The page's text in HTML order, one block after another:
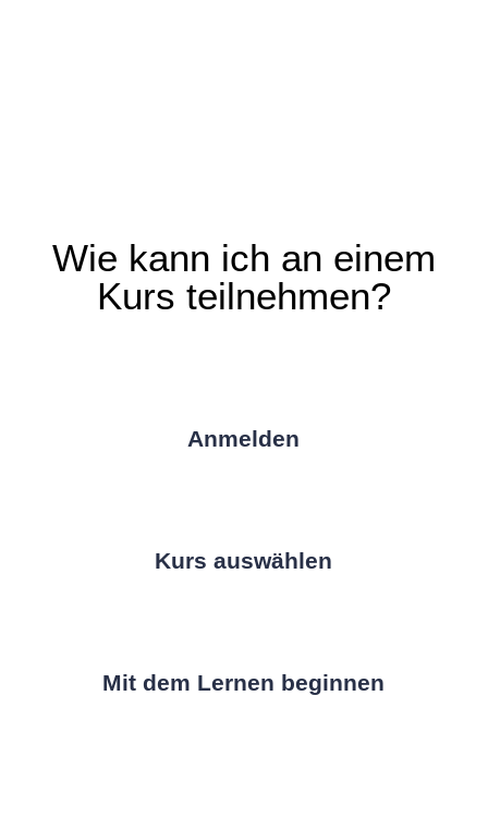
Wie kann ich an einem
Kurs teilnehmen?
Anmelden
Kurs auswählen
Mit dem Lernen beginnen